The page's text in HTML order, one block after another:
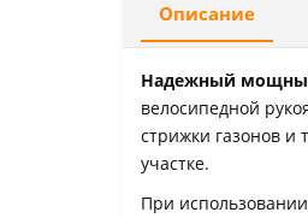
Описание
Надежный
велосипедной
стрижки газонов и
участке.
При